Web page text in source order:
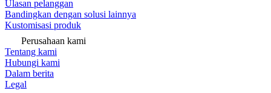
Ulasan pelanggan
Bandingkan dengan solusi lainnya
Kustomisasi produk
Perusahaan kami
Tentang kami
Hubungi kami
Dalam berita
Legal